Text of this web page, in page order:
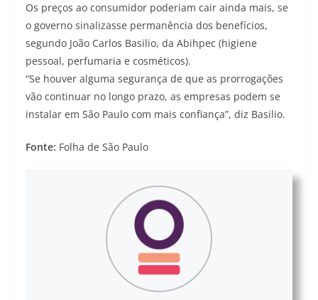
Os preços ao consumidor poderiam cair ainda mais, se
o governo sinalizasse permanência dos benefícios,
segundo João Carlos Basilio, da Abihpec (higiene
pessoal, perfumaria e cosméticos).
“Se houver alguma segurança de que as prorrogações
vão continuar no longo prazo, as empresas podem se
instalar em São Paulo com mais confiança”, diz Basilio.
Fonte: Folha de São Paulo